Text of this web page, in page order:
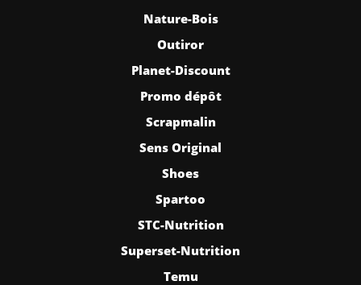
Nature-Bois
Outiror
Planet-Discount
Promo dépôt
Scrapmalin
Sens Original
Shoes
Spartoo
STC-Nutrition
Superset-Nutrition
Temu